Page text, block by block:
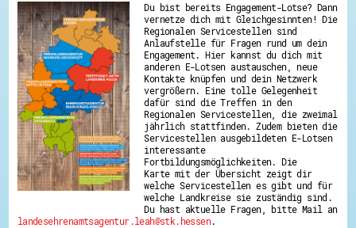
Du bist bereits Engagement-Lotse? Dann
vernetze dich mit Gleichgesinnten! Die
Regionalen Servicestellen sind
Anlaufstelle für Fragen rund um dein
Engagement. Hier kannst du dich mit
anderen E-Lotsen austauschen, neue
Kontakte knüpfen und dein Netzwerk
vergrößern. Eine tolle Gelegenheit
dafür sind die Treffen in den
Regionalen Servicestellen, die zweimal
jährlich stattfinden. Zudem bieten die
Servicestellen ausgebildeten E-Lotsen
interessante
Fortbildungsmöglichkeiten. Die
Karte mit der Übersicht zeigt dir
welche Servicestellen es gibt und für
welche Landkreise sie zuständig sind.
Du hast aktuelle Fragen, bitte Mail an
landesehrenamtsagentur.leah@stk.hessen.